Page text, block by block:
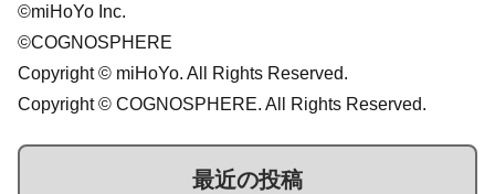
©miHoYo Inc.
©COGNOSPHERE
Copyright © miHoYo. All Rights Reserved.
Copyright © COGNOSPHERE. All Rights Reserved.
最近の投稿